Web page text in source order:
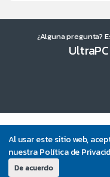
Al usar este sitio web,
nuestra Política de
De acuerdo
¿Alguna pregunta?